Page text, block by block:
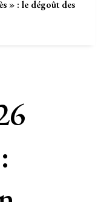
» : le dégoût des